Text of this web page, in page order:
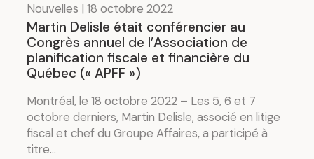
Nouvelles | 18 octobre 2022
Martin Delisle était conférencier au
Congrès annuel de l’Association de
planification fiscale et financière du
Québec (« APFF »)
Montréal, le 18 octobre 2022 – Les 5, 6 et 7
octobre derniers, Martin Delisle, associé en litige
fiscal et chef du Groupe Affaires, a participé à
titre...